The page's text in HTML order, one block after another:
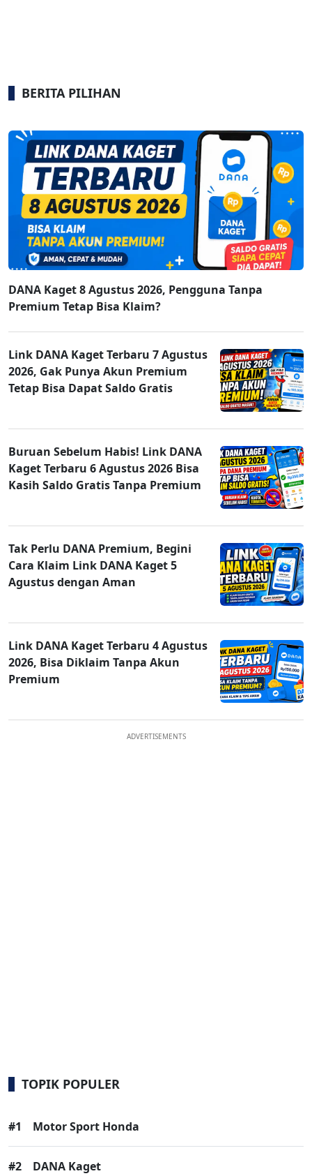
BERITA PILIHAN
DANA Kaget 8 Agustus 2026, Pengguna Tanpa
Premium Tetap Bisa Klaim?
Link DANA Kaget Terbaru 7 Agustus
2026, Gak Punya Akun Premium
Tetap Bisa Dapat Saldo Gratis
Buruan Sebelum Habis! Link DANA
Kaget Terbaru 6 Agustus 2026 Bisa
Kasih Saldo Gratis Tanpa Premium
Tak Perlu DANA Premium, Begini
Cara Klaim Link DANA Kaget 5
Agustus dengan Aman
Link DANA Kaget Terbaru 4 Agustus
2026, Bisa Diklaim Tanpa Akun
Premium
ADVERTISEMENTS
TOPIK POPULER
#1 Motor Sport Honda
#2 DANA Kaget